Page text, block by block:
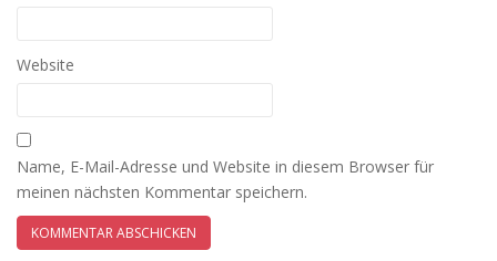
Website
Name, E-Mail-Adresse und Website in diesem Browser für
meinen nächsten Kommentar speichern.